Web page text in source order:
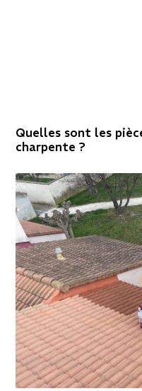
Quelles sont les
charpente ?